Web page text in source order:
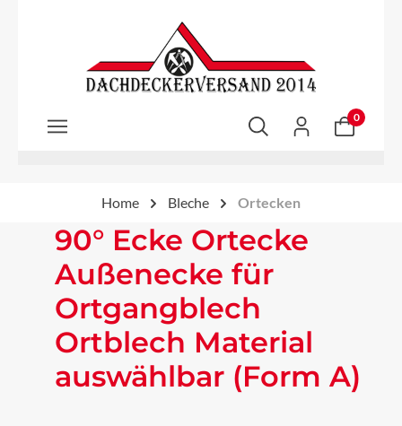
Zum Hauptinhalt springen
0
Home Bleche Ortecken
90° Ecke Ortecke
Außenecke für
Ortgangblech
Ortblech Material
auswählbar (Form A)